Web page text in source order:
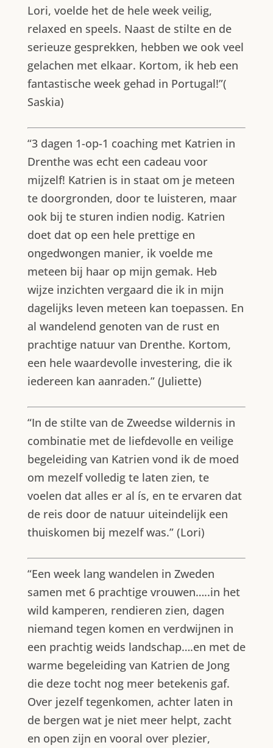
Lori, voelde het de hele week veilig,
relaxed en speels. Naast de stilte en de
serieuze gesprekken, hebben we ook veel
gelachen met elkaar. Kortom, ik heb een
fantastische week gehad in Portugal!”(
Saskia)
“3 dagen 1-op-1 coaching met Katrien in
Drenthe was echt een cadeau voor
mijzelf! Katrien is in staat om je meteen
te doorgronden, door te luisteren, maar
ook bij te sturen indien nodig. Katrien
doet dat op een hele prettige en
ongedwongen manier, ik voelde me
meteen bij haar op mijn gemak. Heb
wijze inzichten vergaard die ik in mijn
dagelijks leven meteen kan toepassen. En
al wandelend genoten van de rust en
prachtige natuur van Drenthe. Kortom,
een hele waardevolle investering, die ik
iedereen kan aanraden.” (Juliette)
“In de stilte van de Zweedse wildernis in
combinatie met de liefdevolle en veilige
begeleiding van Katrien vond ik de moed
om mezelf volledig te laten zien, te
voelen dat alles er al ís, en te ervaren dat
de reis door de natuur uiteindelijk een
thuiskomen bij mezelf was.” (Lori)
“Een week lang wandelen in Zweden
samen met 6 prachtige vrouwen…..in het
wild kamperen, rendieren zien, dagen
niemand tegen komen en verdwijnen in
een prachtig weids landschap….en met de
warme begeleiding van Katrien de Jong
die deze tocht nog meer betekenis gaf.
Over jezelf tegenkomen, achter laten in
de bergen wat je niet meer helpt, zacht
en open zijn en vooral over plezier,